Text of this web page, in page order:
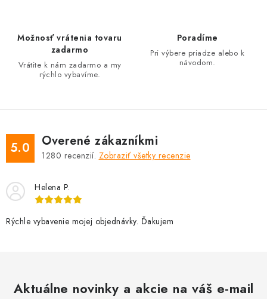
u
Možnosť vrátenia tovaru
zadarmo
Vrátite k nám zadarmo a my
rýchlo vybavíme.
Poradíme
Pri výbere priadze alebo k
návodom.
5.0 Overené zákazníkmi
1280 recenzií. Zobraziť všetky recenzie
Helena P.
Rýchle vybavenie mojej objednávky. Ďakujem
Aktuálne novinky a akcie na váš e-mail